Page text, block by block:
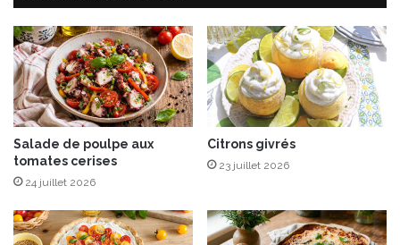
f
u
m
é
a
u
x
é
p
i
e
s
r
e
t
t
e
o
u
C
r
é
a
n
Salade de poulpe aux
tomates cerises
24 juillet 2026
Citrons givrés
23 juillet 2026